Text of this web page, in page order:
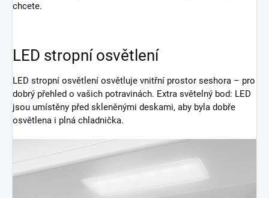
chcete.
LED stropní osvětlení
LED stropní osvětlení osvětluje vnitřní prostor seshora – pro
dobrý přehled o vašich potravinách. Extra světelný bod: LED
jsou umístěny před skleněnými deskami, aby byla dobře
osvětlena i plná chladnička.